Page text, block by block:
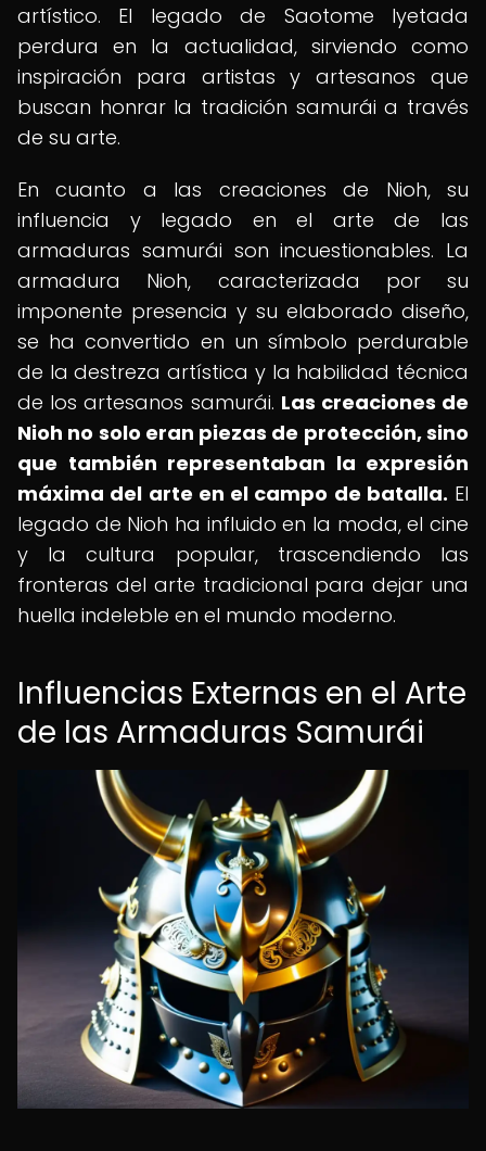
artístico. El legado de Saotome Iyetada
perdura en la actualidad, sirviendo como
inspiración para artistas y artesanos que
buscan honrar la tradición samurái a través
de su arte.
En cuanto a las creaciones de Nioh, su
influencia y legado en el arte de las
armaduras samurái son incuestionables. La
armadura Nioh, caracterizada por su
imponente presencia y su elaborado diseño,
se ha convertido en un símbolo perdurable
de la destreza artística y la habilidad técnica
de los artesanos samurái. Las creaciones de
Nioh no solo eran piezas de protección, sino
que también representaban la expresión
máxima del arte en el campo de batalla. El
legado de Nioh ha influido en la moda, el cine
y la cultura popular, trascendiendo las
fronteras del arte tradicional para dejar una
huella indeleble en el mundo moderno.
Influencias Externas en el Arte
de las Armaduras Samurái